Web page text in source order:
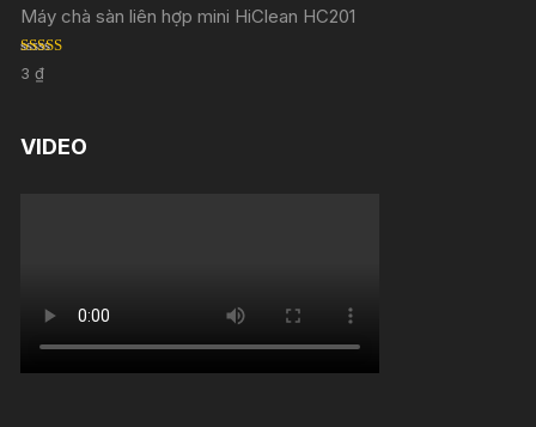
Máy chà sàn liên hợp mini HiClean HC201
Rated
out of 5
3₫
VIDEO